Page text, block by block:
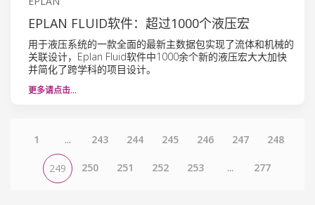
EPLAN FLUID软件：超过1000个液压宏
用于液压系统的一款全面的最新主数据包实现了流体和机械的
关联设计，Eplan Fluid软件中1000余个新的液压宏大大加快
并简化了跨学科的项目设计。
更多请点击…
1 ... 243 244 245 246 247 248
249 250 251 252 253 ... 277